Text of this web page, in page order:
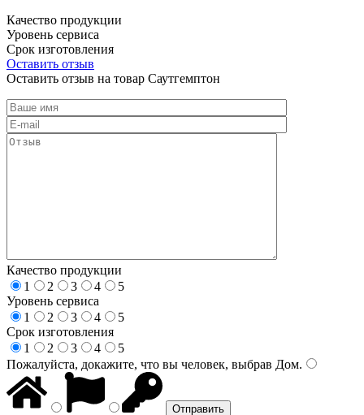
Качество продукции
Уровень сервиса
Срок изготовления
Оставить отзыв
Оставить отзыв на товар Саутгемптон
Качество продукции
1
2 3 4
5
Уровень сервиса
1
2 3 4
5
Срок изготовления
1
2 3 4
5
Пожалуйста, докажите, что вы человек, выбрав Дом.